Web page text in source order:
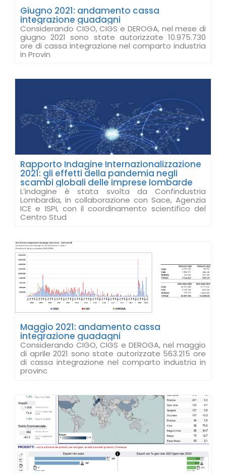
Giugno 2021: andamento cassa
integrazione guadagni
Considerando CIGO, CIGS e DEROGA, nel mese di
giugno 2021 sono state autorizzate 10.975.730
ore di cassa integrazione nel comparto industria
in Provin
Rapporto Indagine Internazionalizzazione
2021: gli effetti della pandemia negli
scambi globali delle imprese lombarde
L’indagine è stata svolta da Confindustria
Lombardia, in collaborazione con Sace, Agenzia
ICE e ISPI, con il coordinamento scientifico del
Centro Stud
Maggio 2021: andamento cassa
integrazione guadagni
Considerando CIGO, CIGS e DEROGA, nel maggio
di aprile 2021 sono state autorizzate 563.215 ore
di cassa integrazione nel comparto industria in
provinc